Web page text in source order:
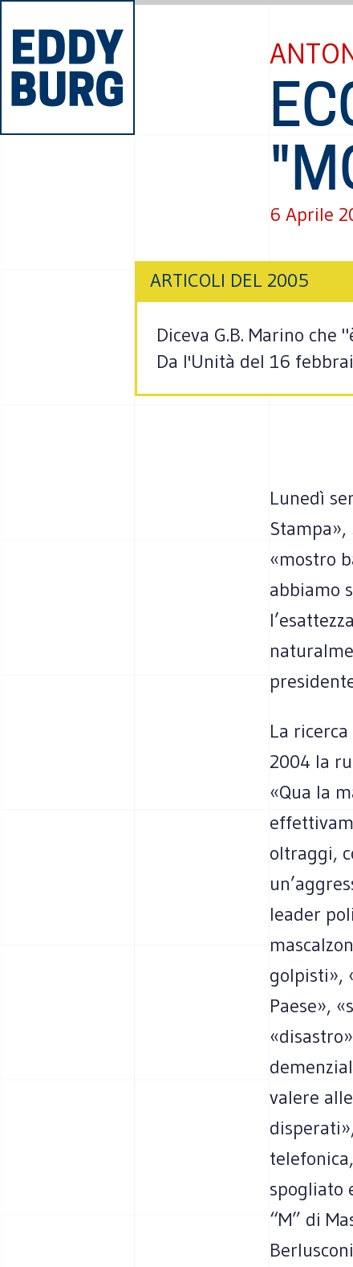
6 Aprile
ARTICOLI DEL 2005
Diceva G.B. Marino
Da l'Unità del 16
Lunedì
Stampa»,
«mostro
abbiamo
La
2004 la
«Qua la
oltraggi,
leader
golpisti»,
Paese»,
valere
spogliato
“M” di